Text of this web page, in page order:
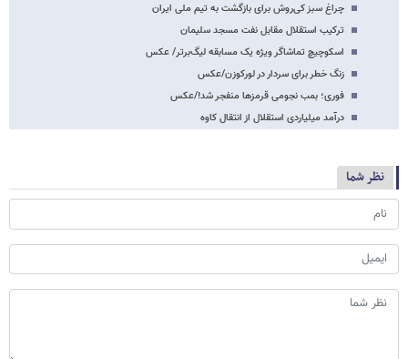
چراغ سبز کی‌روش برای بازگشت به تیم ملی ایران
ترکیب استقلال مقابل نفت مسجد سلیمان
اسکوچیچ تماشاگر ویژه یک مسابقه لیگ‌برتر/ عکس
زنگ خطر برای سردار در لورکوزن/عکس
فوری؛ بمب نجومی قرمزها منفجر شد!/عکس
درآمد میلیاردی استقلال از انتقال کاوه
نظر شما